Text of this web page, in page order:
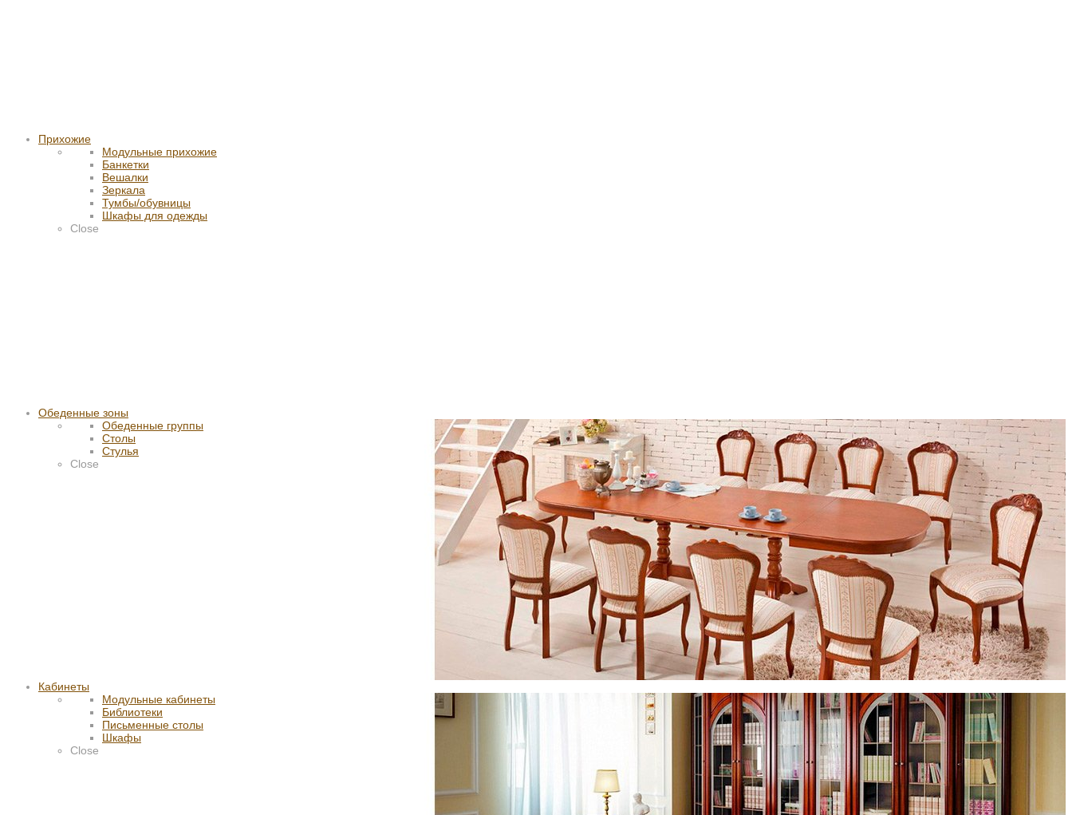
Прихожие
Модульные прихожие
Банкетки
Вешалки
Зеркала
Тумбы/обувницы
Шкафы для одежды
Close
Обеденные зоны
Обеденные группы
Столы
Стулья
Close
Кабинеты
Модульные кабинеты
Библиотеки
Письменные столы
Шкафы
Close